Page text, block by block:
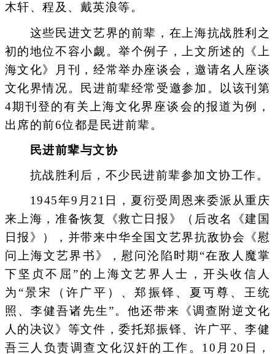
木轩、程及、戴英浪等。
这些民进文艺界的前辈，在上海抗战胜利之
初的地位不容小觑。举个例子，上文所述的《上
海文化》月刊，经常举办座谈会，邀请名人座谈
文化界情况。民进前辈经常受邀参加。以该刊第
4期刊登的有关上海文化界座谈会的报道为例，
出席的前6位都是民进前辈。
民进前辈与文协
抗战胜利后，不少民进前辈参加文协工作。
1945年9月21日，夏衍受周恩来委派从重庆
来上海，准备恢复《救亡日报》（后改名《建国
日报》），并带来中华全国文艺界抗敌协会《慰
问上海文艺界书》，慰问沦陷时期“在敌人魔掌
下坚贞不屈”的上海文艺界人士，开头收信人
为“景宋（许广平）、郑振铎、夏丏尊、王统
照、李健吾诸先生”。他还带来《调查附逆文化
人的决议》等文件，委托郑振铎、许广平、李健
吾三人负责调查文化汉奸的工作。10月20日，